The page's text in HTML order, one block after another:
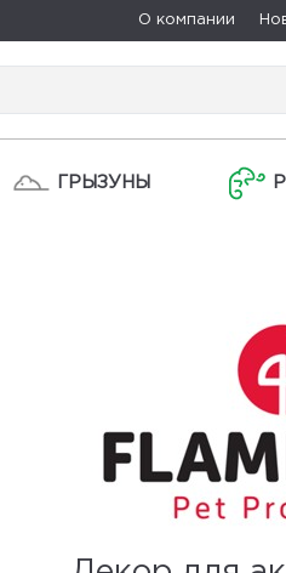
О компании
ГРЫЗУНЫ